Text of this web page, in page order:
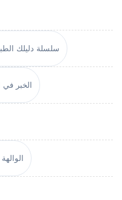
سلسلة دليلك
الخبر في